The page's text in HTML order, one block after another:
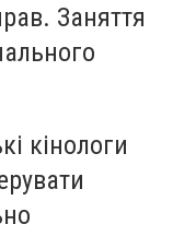
Заняття
кінологи